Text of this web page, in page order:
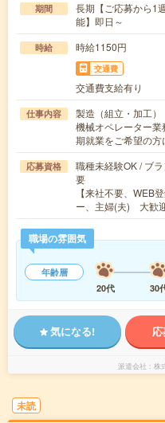
期間
長期【ご応募から1
能】即日～
時給 時給1150円
交通費
交通費支給有り
仕事内容
製造（組立・加工）
機械オペレーター
期就業をご希望の
応募資格
職種未経験OK / ブ
要
【来社不要、WEB
ー、主婦(夫) 大歓
職場の雰囲気
年齢層
20代
30
気になる!
派遣会社 株
未読